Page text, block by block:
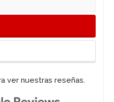
ver nuestras reseñas.